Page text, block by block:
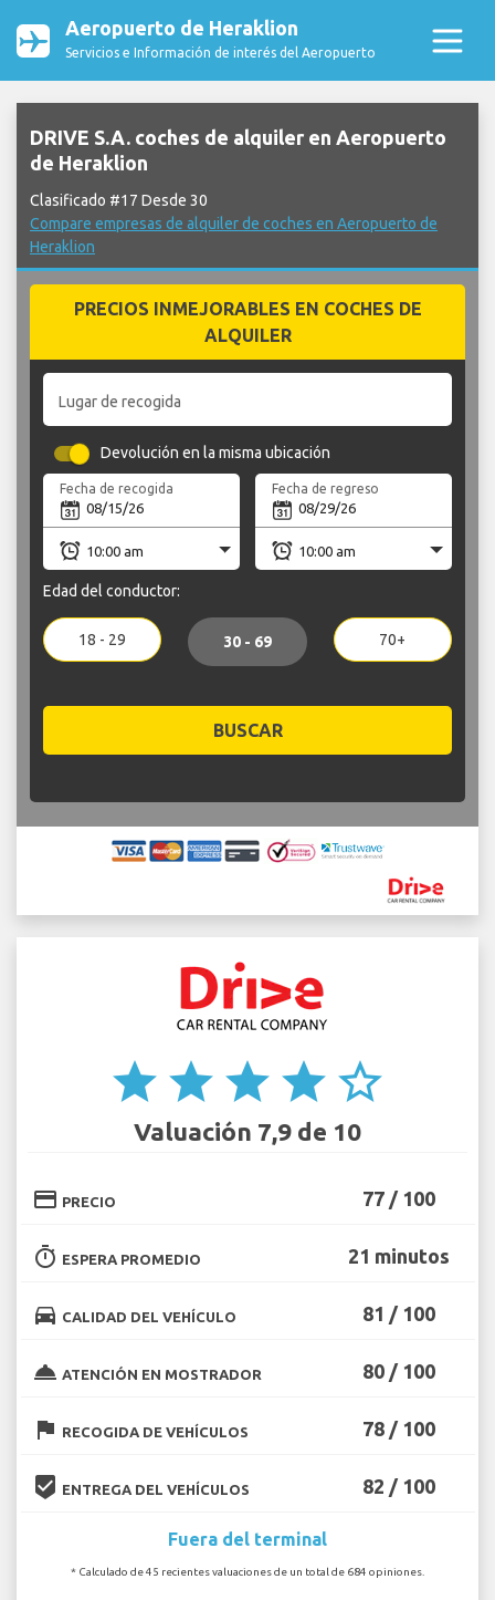
Aeropuerto de Heraklion
Servicios e Información de interés del Aeropuerto
DRIVE S.A. coches de alquiler en Aeropuerto
de Heraklion
Clasificado #17 Desde 30
Compare empresas de alquiler de coches en Aeropuerto de
Heraklion
PRECIOS INMEJORABLES EN COCHES DE
ALQUILER
Lugar de recogida
Devolución en la misma ubicación
Fecha de recogida Fecha de regreso
Edad del conductor:
18 - 29 30 - 69 70+
BUSCAR
star star star star star_border
Valuación 7,9 de 10
credit_card PRECIO 77 / 100
timer ESPERA PROMEDIO 21 minutos
directions_car CALIDAD DEL VEHÍCULO 81 / 100
room_service ATENCIÓN EN MOSTRADOR 80 / 100
flag RECOGIDA DE VEHÍCULOS 78 / 100
beenhere ENTREGA DEL VEHÍCULOS 82 / 100
Fuera del terminal
* Calculado de 45 recientes valuaciones de un total de 684 opiniones.